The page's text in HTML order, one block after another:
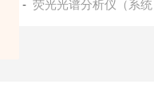
- 荧光光谱分析仪（系统